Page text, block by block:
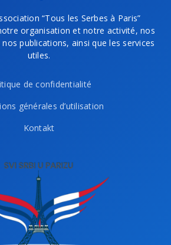
“Tous les Serbes à Paris”
organisation et notre activité, nos
publications, ainsi que les services
utiles.
de confidentialité
générales d’utilisation
Kontakt